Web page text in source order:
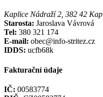
Kaplice Nádraží 2, 382 42
Starosta: Jaroslava Vávrová
Tel: 380 321 174
E-mail: obec@info-stritez.cz
IDDS: ucfb68k
Fakturační údaje
IČ: 00583774